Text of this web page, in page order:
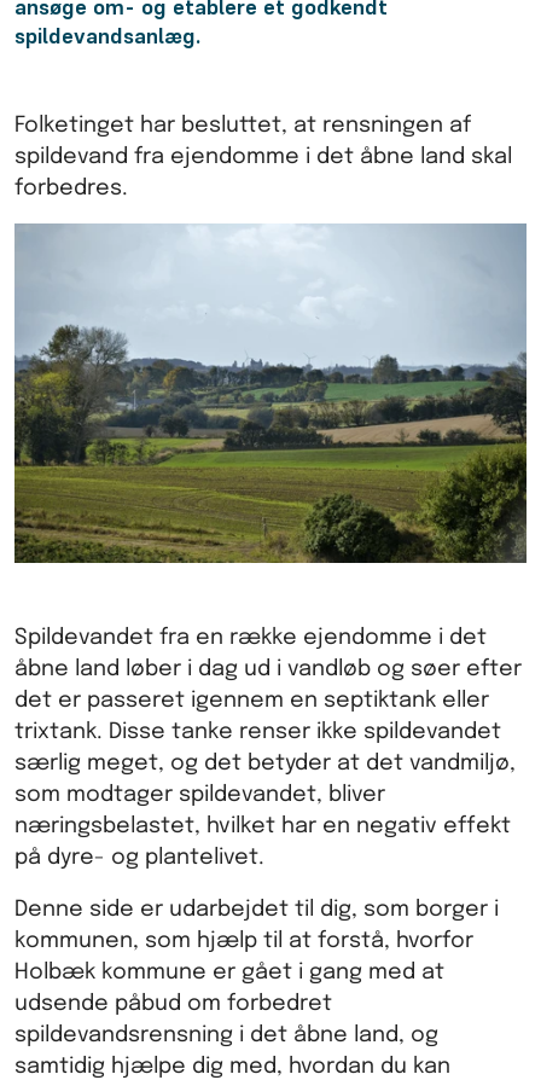
ansøge om- og etablere et godkendt
spildevandsanlæg.
Folketinget har besluttet, at rensningen af
spildevand fra ejendomme i det åbne land skal
forbedres.
Spildevandet fra en række ejendomme i det
åbne land løber i dag ud i vandløb og søer efter
det er passeret igennem en septiktank eller
trixtank. Disse tanke renser ikke spildevandet
særlig meget, og det betyder at det vandmiljø,
som modtager spildevandet, bliver
næringsbelastet, hvilket har en negativ effekt
på dyre- og plantelivet.
Denne side er udarbejdet til dig, som borger i
kommunen, som hjælp til at forstå, hvorfor
Holbæk kommune er gået i gang med at
udsende påbud om forbedret
spildevandsrensning i det åbne land, og
samtidig hjælpe dig med, hvordan du kan